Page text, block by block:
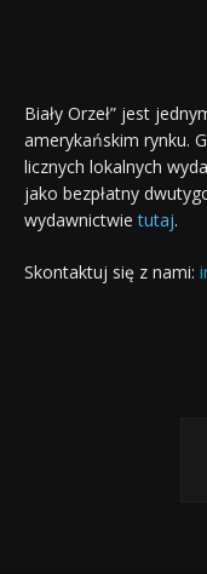
Biały Orzeł” jest
amerykańskim rynku.
licznych lokalnych
jako bezpłatny
wydawnictwietutaj.
Skontaktuj się z nami: